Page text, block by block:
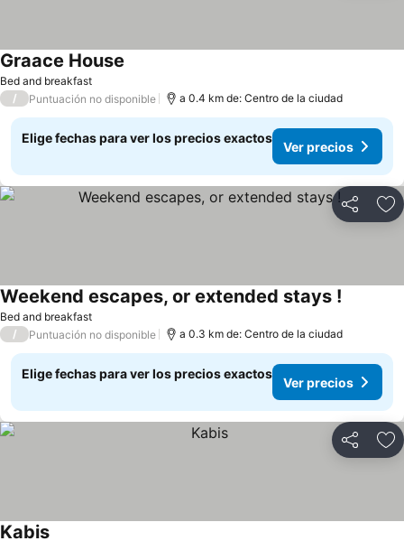
Bed and breakfast
Graace House
/ Puntuación no disponible a 0.4 km de: Centro de la ciudad
Elige fechas para ver los precios exactos
Ver precios
Compartir
Bed and breakfast
Weekend escapes, or extended stays !
/ Puntuación no disponible a 0.3 km de: Centro de la ciudad
Elige fechas para ver los precios exactos
Ver precios
Compartir
Kabis